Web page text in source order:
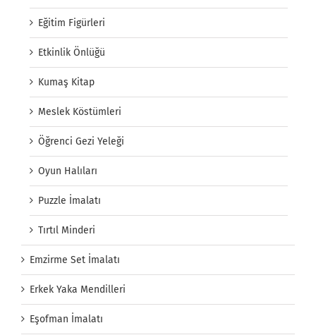
Eğitim Figürleri
Etkinlik Önlüğü
Kumaş Kitap
Meslek Köstümleri
Öğrenci Gezi Yeleği
Oyun Halıları
Puzzle İmalatı
Tırtıl Minderi
Emzirme Set İmalatı
Erkek Yaka Mendilleri
Eşofman İmalatı